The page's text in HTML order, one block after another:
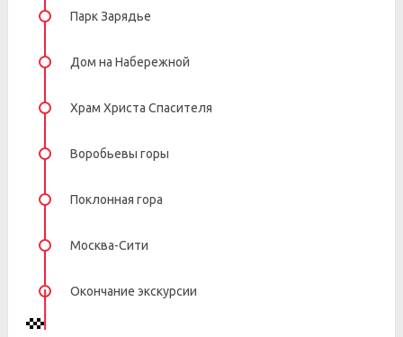
Парк Зарядье
Дом на Набережной
Храм Христа Спасителя
Воробьевы горы
Поклонная гора
Москва-Сити
Окончание экскурсии